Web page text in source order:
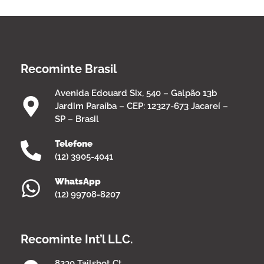
Recominte Brasil
Avenida Edouard Six, 540 – Galpão 13b
Jardim Paraíba – CEP: 12327-673 Jacareí –
SP – Brasil
Telefone
(12) 3905-4041
WhatsApp
(12) 99708-8207
Recominte Int’l LLC.